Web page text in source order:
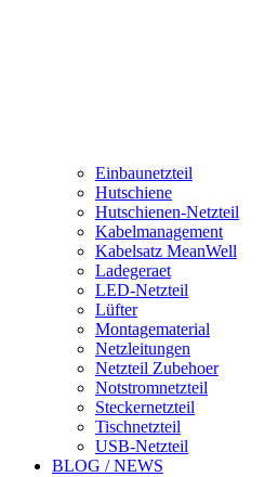
Einbaunetzteil
Hutschiene
Hutschienen-Netzteil
Kabelmanagement
Kabelsatz MeanWell
Ladegeraet
LED-Netzteil
Lüfter
Montagematerial
Netzleitungen
Netzteil Zubehoer
Notstromnetzteil
Steckernetzteil
Tischnetzteil
USB-Netzteil
BLOG / NEWS